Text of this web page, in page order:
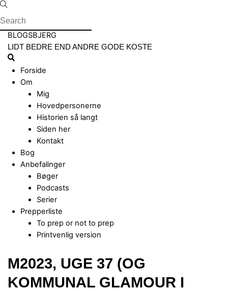
Skip
to
content
Menu
BLOGSBJERG
LIDT BEDRE END ANDRE GODE KOSTE
Search
Forside
Om
Mig
Hovedpersonerne
Historien så langt
Siden her
Kontakt
Bog
Anbefalinger
Bøger
Podcasts
Serier
Prepperliste
To prep or not to prep
Printvenlig version
Close
Menu
M2023, UGE 37 (OG
KOMMUNAL GLAMOUR I